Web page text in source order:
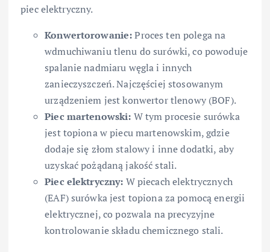
piec elektryczny.
Konwertorowanie:Proces ten polega na
wdmuchiwaniu tlenu do surówki, co powoduje
spalanie nadmiaru węgla i innych
zanieczyszczeń. Najczęściej stosowanym
urządzeniem jest konwertor tlenowy (BOF).
Piec martenowski: W tym procesie surówka
jest topiona w piecu martenowskim, gdzie
dodaje się złom stalowy i inne dodatki, aby
uzyskać pożądaną jakość stali.
Piec elektryczny: W piecach elektrycznych
(EAF) surówka jest topiona za pomocą energii
elektrycznej, co pozwala na precyzyjne
kontrolowanie składu chemicznego stali.